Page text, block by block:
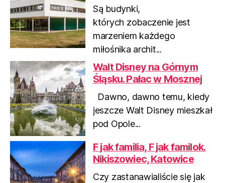
Są budynki,
których zobaczenie jest
marzeniem każdego
miłośnika archit...
Walt Disney na Górnym
Śląsku. Pałac w Mosznej
Dawno, dawno temu, kiedy
jeszcze Walt Disney mieszkał
pod Opole...
F jak familia, F jak familok.
Nikiszowiec, Katowice
Czy zastanawialiście się jak